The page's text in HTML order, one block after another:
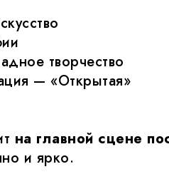
творчество
— «Открытая»
на главной сцене
и ярко.